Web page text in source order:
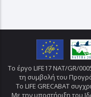
Το έργο LIFE17 NAT/GR/
τη συμβολή του
Το LIFE GRECABAT
Με την υποστήριξη του